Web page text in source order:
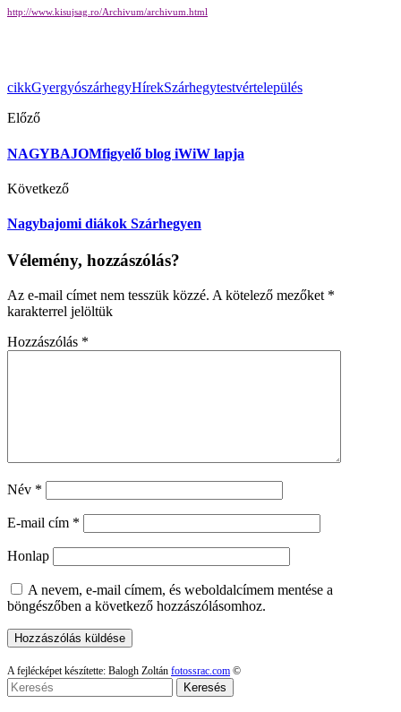
http://www.kisujsag.ro/Archivum/archivum.html
cikkGyergyószárhegyHírekSzárhegytestvértelepülés
Előző
NAGYBAJOMfigyelő blog iWiW lapja
Következő
Nagybajomi diákok Szárhegyen
Vélemény, hozzászólás?
Az e-mail címet nem tesszük közzé. A kötelező mezőket *
karakterrel jelöltük
Hozzászólás *
Név *
E-mail cím *
Honlap
A nevem, e-mail címem, és weboldalcímem mentése a
böngészőben a következő hozzászólásomhoz.
A fejlécképet készítette: Balogh Zoltán fotossrac.com ©
Keresés